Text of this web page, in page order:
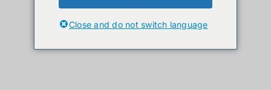
Close and do not switch language